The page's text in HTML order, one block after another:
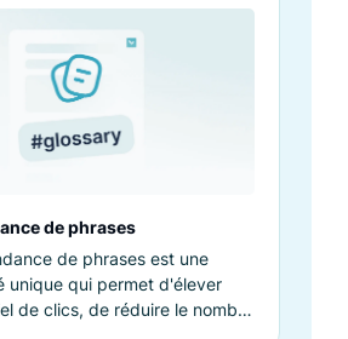
de phrases
de phrases est une
unique qui permet d'élever
de clics, de réduire le nombre